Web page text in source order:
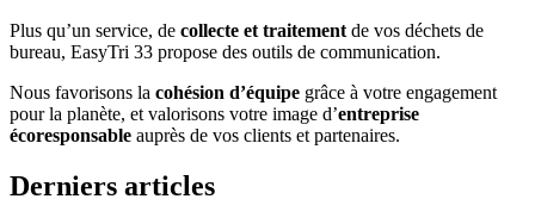
Plus qu’un service, de collecte et traitement de vos déchets de
bureau, EasyTri 33 propose des outils de communication.
Nous favorisons la cohésion d’équipe grâce à votre engagement
pour la planète, et valorisons votre image d’entreprise
écoresponsable auprès de vos clients et partenaires.
Derniers articles